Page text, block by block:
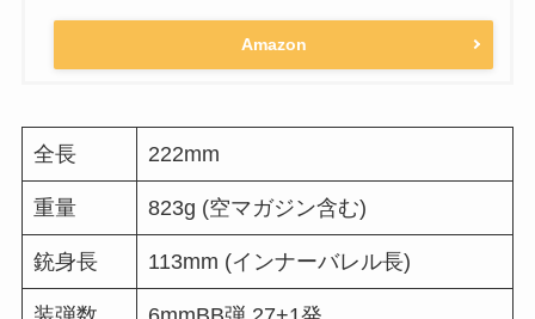
Amazon
全長 222mm
重量 823g (空マガジン含む)
銃身長 113mm (インナーバレル長)